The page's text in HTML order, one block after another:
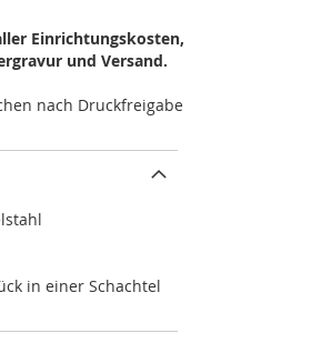
Einrichtungskosten,
und Versand.
nach Druckfreigabe
in einer Schachtel